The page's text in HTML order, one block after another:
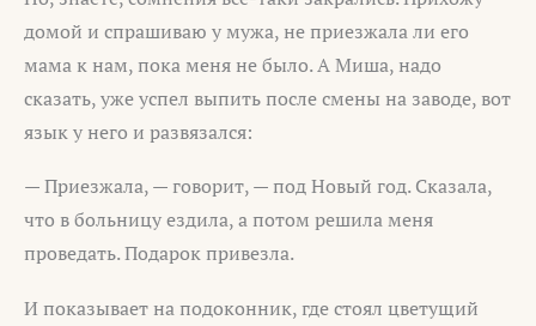
домой и спрашиваю у мужа, не приезжала ли его
мама к нам, пока меня не было. А Миша, надо
сказать, уже успел выпить после смены на заводе, вот
язык у него и развязался:
— Приезжала, — говорит, — под Новый год. Сказала,
что в больницу ездила, а потом решила меня
проведать. Подарок привезла.
И показывает на подоконник, где стоял цветущий